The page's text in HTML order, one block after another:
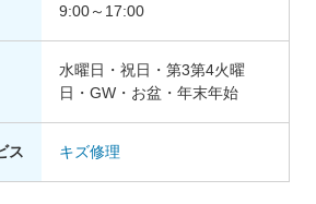
9:00～17:00
水曜日・祝日・第3第4火曜
日・GW・お盆・年末年始
ス キズ修理